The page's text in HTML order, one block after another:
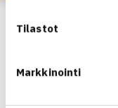
Tilastot
Markkinointi
Turnaus verkossa